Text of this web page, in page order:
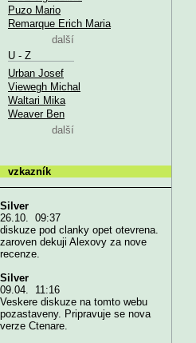
Puzo Mario
Remarque Erich Maria
další
U - Z
Urban Josef
Viewegh Michal
Waltari Mika
Weaver Ben
další
vzkazník
Silver
26.10. 09:37
diskuze pod clanky opet otevrena.
zaroven dekuji Alexovy za nove
recenze.
Silver
09.04. 11:16
Veskere diskuze na tomto webu
pozastaveny. Pripravuje se nova
verze Ctenare.